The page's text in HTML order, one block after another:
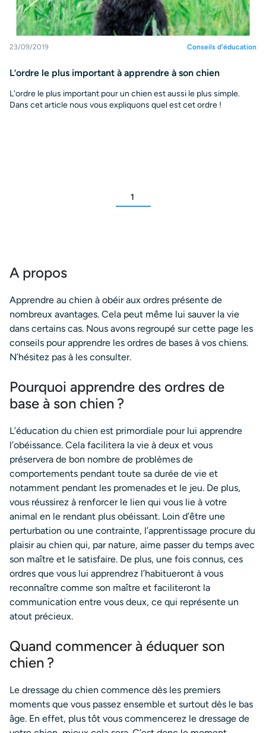
23/09/2019 Conseils d'éducation
L’ordre le plus important à apprendre à son chien
L'ordre le plus important pour un chien est aussi le plus simple.
Dans cet article nous vous expliquons quel est cet ordre !
1
A propos
Apprendre au chien à obéir aux ordres présente de
nombreux avantages. Cela peut même lui sauver la vie
dans certains cas. Nous avons regroupé sur cette page les
conseils pour apprendre les ordres de bases à vos chiens.
N’hésitez pas à les consulter.
Pourquoi apprendre des ordres de
base à son chien ?
L’éducation du chien est primordiale pour lui apprendre
l’obéissance. Cela facilitera la vie à deux et vous
préservera de bon nombre de problèmes de
comportements pendant toute sa durée de vie et
notamment pendant les promenades et le jeu. De plus,
vous réussirez à renforcer le lien qui vous lie à votre
animal en le rendant plus obéissant. Loin d’être une
perturbation ou une contrainte, l’apprentissage procure du
plaisir au chien qui, par nature, aime passer du temps avec
son maître et le satisfaire. De plus, une fois connus, ces
ordres que vous lui apprendrez l’habitueront à vous
reconnaître comme son maître et faciliteront la
communication entre vous deux, ce qui représente un
atout précieux.
Quand commencer à éduquer son
chien ?
Le dressage du chien commence dès les premiers
moments que vous passez ensemble et surtout dès le bas
âge. En effet, plus tôt vous commencerez le dressage de